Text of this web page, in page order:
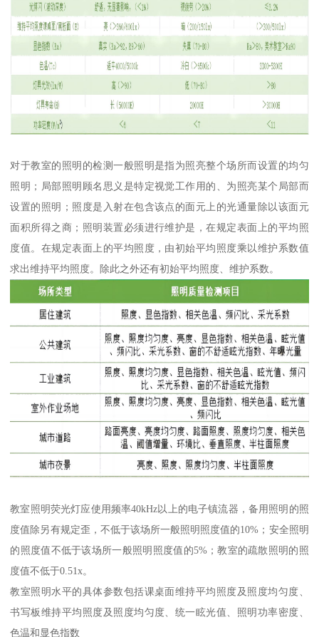
对于教室的照明的检测一般照明是指为照亮整个场所而设置的均匀
照明；局部照明顾名思义是特定视觉工作用的、为照亮某个局部而
设置的照明；照度是入射在包含该点的面元上的光通量除以该面元
面积所得之商；照明装置必须进行维护是，在规定表面上的平均照
度值。在规定表面上的平均照度，由初始平均照度乘以维护系数值
求出维持平均照度。除此之外还有初始平均照度、维护系数。
教室照明荧光灯应使用频率40kHz以上的电子镇流器，备用照明的照
度值除另有规定歪，不低于该场所一般照明照度值的10%；安全照明
的照度值不低于该场所一般照明照度值的5%；教室的疏散照明的照
度值不低于0.51x。
教室照明水平的具体参数包括课桌面维持平均照度及照度均匀度、
书写板维持平均照度及照度均匀度、统一眩光值、照明功率密度、
色温和显色指数